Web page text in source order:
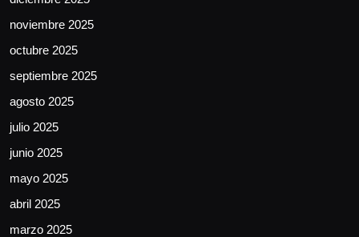
noviembre 2025
octubre 2025
septiembre 2025
agosto 2025
julio 2025
junio 2025
mayo 2025
abril 2025
marzo 2025